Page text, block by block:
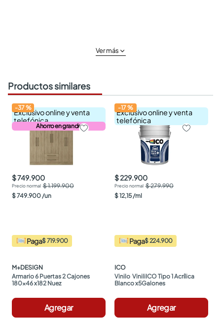
Ver más
Productos similares
Exclusivo online y venta
telefónica
Ahorro en grande
-37%
$ 749.900
$ 1.199.900
$749.900 /un
Paga$ 719.900
M+DESIGN
Armario 6 Puertas 2 Cajones
180x46 x182 Nuez
Agregar
Exclusivo online y venta
telefónica
-17%
$ 229.900
$ 279.990
$12,15 /ml
Paga$ 224.900
ICO
Vinilo  ViniliICO Tipo 1 Acrílica
Blanco x5Galones
Agregar